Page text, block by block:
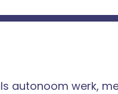
autonoom werk,